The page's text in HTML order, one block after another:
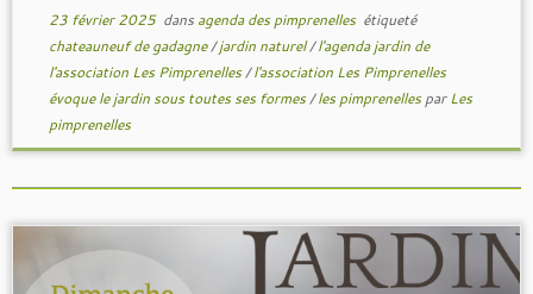
23 février 2025dans agenda des pimprenelles étiqueté
chateauneuf de gadagne/jardin naturel/l'agenda jardin de
l'association Les Pimprenelles/l'association Les Pimprenelles
évoque le jardin sous toutes ses formes/les pimprenellesparLes
pimprenelles